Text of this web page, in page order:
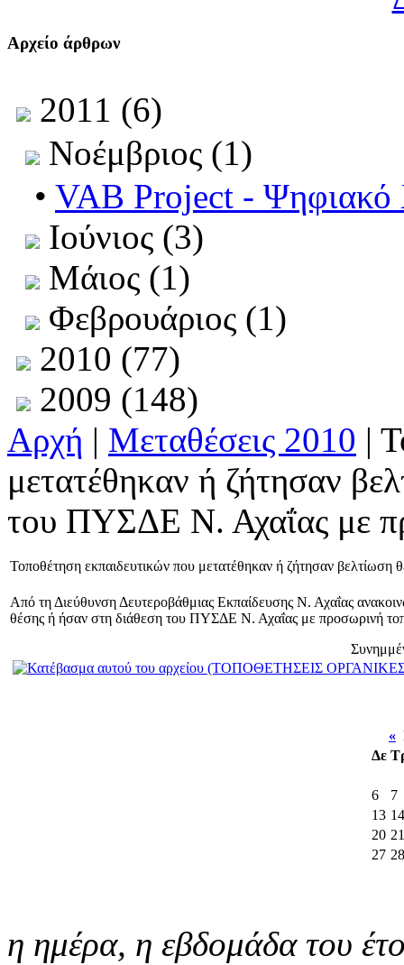
Αρχείο άρθρων
2011 (6)
Νοέμβριος (1)
• VAB Project - Ψηφιακό
Ιούνιος (3)
Μάιος (1)
Φεβρουάριος (1)
2010 (77)
2009 (148)
Αρχή | Μεταθέσεις 2010 |
μετατέθηκαν ή ζήτησαν
του ΠΥΣΔΕ Ν. Αχαΐας με
Τοποθέτηση εκπαιδευτικών που μετατέθηκαν ή ζήτησαν
Από τη Διεύθυνση Δευτεροβάθμιας Εκπαίδευσης Ν. Αχαΐας
θέσης ή ήσαν στη διάθεση του ΠΥΣΔΕ Ν. Αχαΐας με προσωρινή
«
Δε
6
7
13 14
20 21
27 28
η ημέρα, η εβδομάδα του